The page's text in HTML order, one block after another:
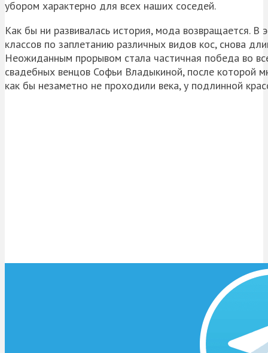
убором характерно для всех наших соседей.
Как бы ни развивалась история, мода возвращается.
классов по заплетанию различных видов кос, снова
Неожиданным прорывом стала частичная победа во
свадебных венцов Софьи Владыкиной, после которой
как бы незаметно не проходили века, у подлинной